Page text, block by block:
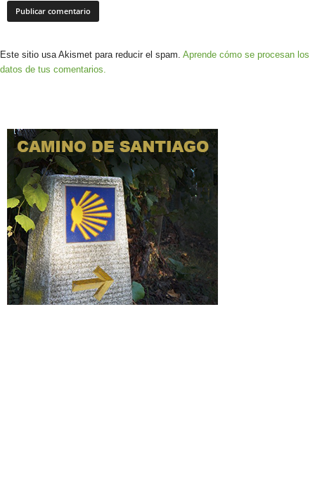
Este sitio usa Akismet para reducir el spam. Aprende cómo se procesan los
datos de tus comentarios.